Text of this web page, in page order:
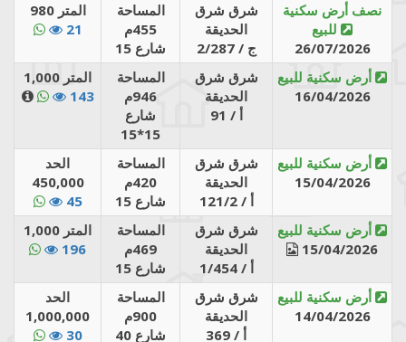
المتر 980
21
المساحة
455م
شارع 15
شرق شرق
الحديقة
2/287 / ج
نصف أرض سكنية
26/07/2026
المتر 1,000
143
المساحة
946م
شارع
15*15
شرق شرق
الحديقة
91 / أ
16/04/2026
الحد
450,000
45
المساحة
420م
شارع 15
شرق شرق
الحديقة
121/2 / أ
15/04/2026
المتر 1,000
196
المساحة
469م
شارع 15
شرق شرق
الحديقة
1/454 / أ
15/04/2026
الحد
1,000,000
30
المساحة
900م
شارع 40
شرق شرق
الحديقة
369 / أ
14/04/2026